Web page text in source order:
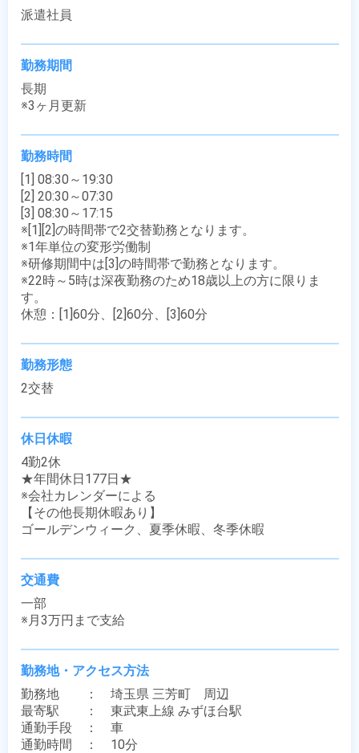
派遣社員
勤務期間
長期
※3ヶ月更新
勤務時間
[1] 08:30～19:30
[2] 20:30～07:30
[3] 08:30～17:15
※[1][2]の時間帯で2交替勤務となります。
※1年単位の変形労働制
※研修期間中は[3]の時間帯で勤務となります。
※22時～5時は深夜勤務のため18歳以上の方に限りま
す。
休憩：[1]60分、[2]60分、[3]60分
勤務形態
2交替
休日休暇
4勤2休
★年間休日177日★
※会社カレンダーによる
【その他長期休暇あり】
ゴールデンウィーク、夏季休暇、冬季休暇
交通費
一部
※月3万円まで支給
勤務地・アクセス方法
勤務地　　：　埼玉県 三芳町　周辺
最寄駅　　：　東武東上線 みずほ台駅
通勤手段　：　車
通勤時間　：　10分